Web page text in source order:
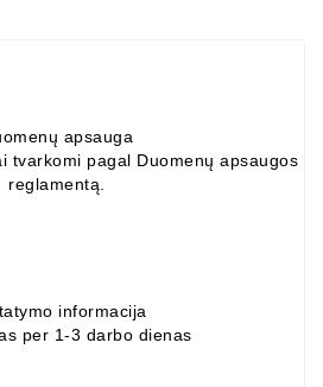
apsauga
tvarkomi pagal Duomenų apsaugos
reglamentą.
informacija
per 1-3 darbo dienas